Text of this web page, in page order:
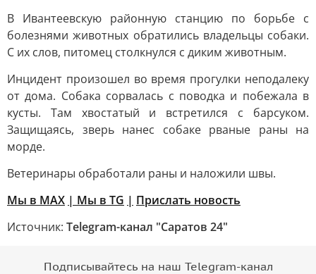
В Ивантеевскую районную станцию по борьбе с
болезнями животных обратились владельцы собаки.
С их слов, питомец столкнулся с диким животным.
Инцидент произошел во время прогулки неподалеку
от дома. Собака сорвалась с поводка и побежала в
кусты. Там хвостатый и встретился с барсуком.
Защищаясь, зверь нанес собаке рваные раны на
морде.
Ветеринары обработали раны и наложили швы.
Мы в MAX | Мы в TG | Прислать новость
Источник: Telegram-канал "Саратов 24"
Подписывайтесь на наш Telegram-канал